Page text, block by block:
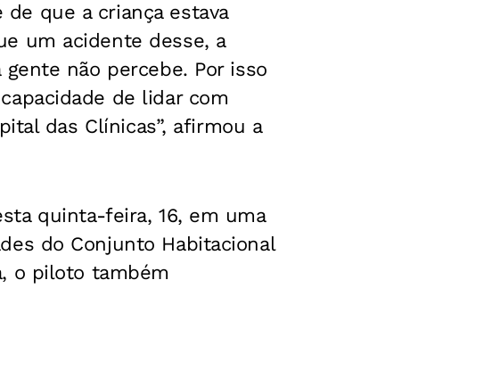
que a criança estava
um acidente desse, a
não percebe. Por isso
de lidar com
das Clínicas”, afirmou a
quinta-feira, 16, em uma
do Conjunto Habitacional
o piloto também